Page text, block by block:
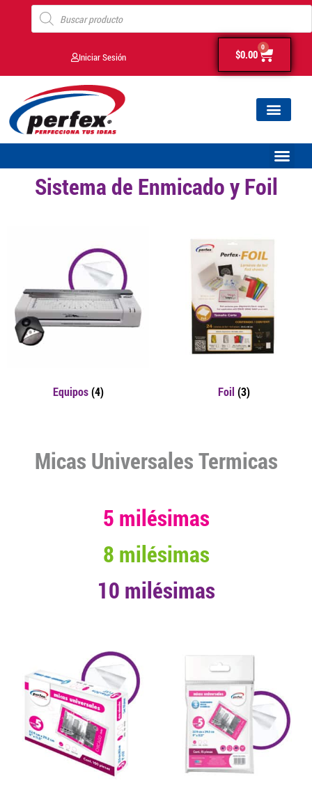
Iniciar Sesión $0.00
0
Sistema de Enmicado y Foil
Equipos(4) Foil (3)
Micas Universales Termicas
5 milésimas
8 milésimas
10 milésimas